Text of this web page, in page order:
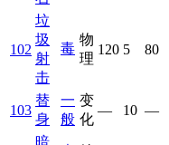
102
垃
圾
射
击
毒
物
理
120 5 80
103
替
身
一
般
变
化
— 10 —